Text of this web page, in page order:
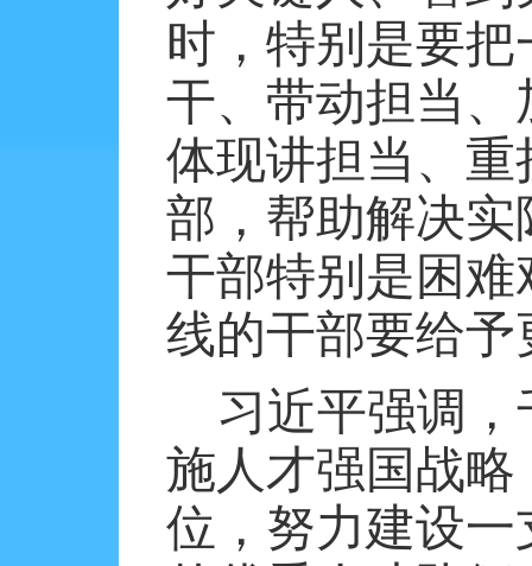
时，特别是要
干、带动担当
体现讲担当、
部，帮助解决
干部特别是困
线的干部要给
习近平强调
施人才强国战
位，努力建设